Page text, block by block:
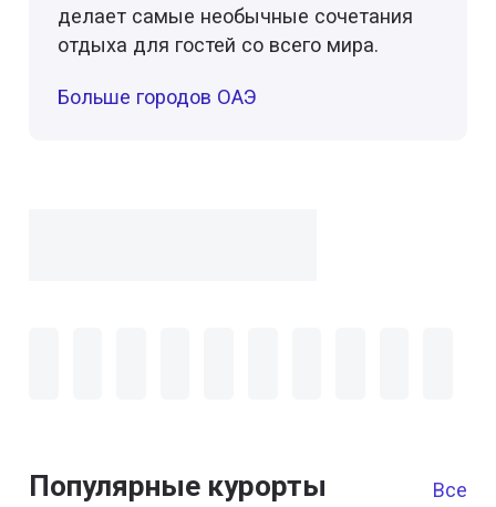
делает самые необычные сочетания
отдыха для гостей со всего мира.
Больше городов ОАЭ
Популярные курорты Все